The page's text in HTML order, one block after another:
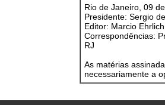
Rio de Janeiro, 09
Presidente: Sergio
Editor: Marcio Ehrlich
Correspondências:
RJ
As matérias
necessariamente a